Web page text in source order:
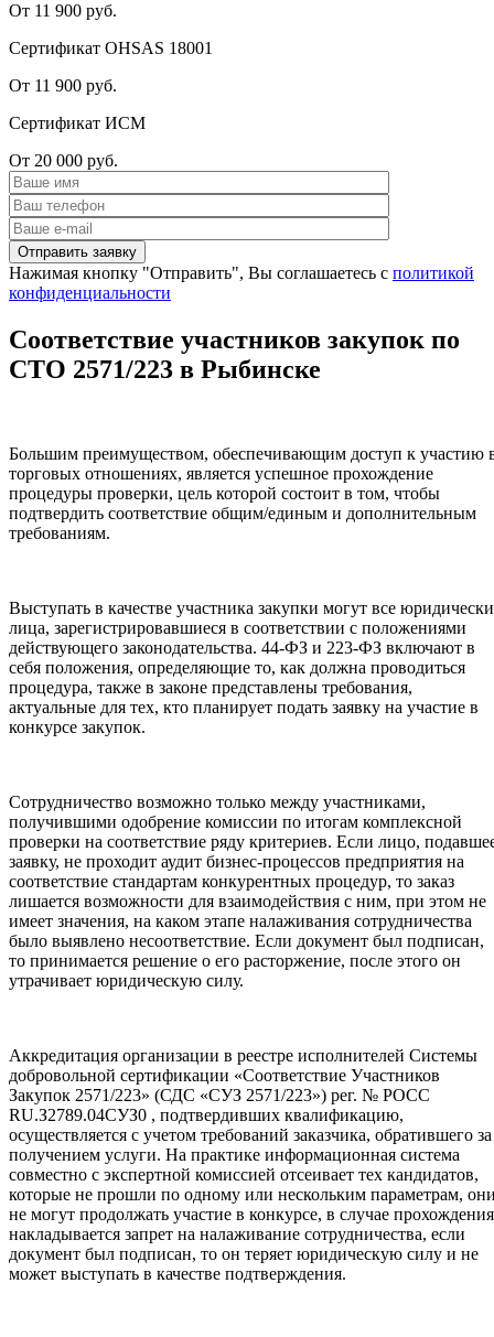
От 11 900 руб.
Сертификат OHSAS 18001
От 11 900 руб.
Сертификат ИСМ
От 20 000 руб.
Нажимая кнопку "Отправить", Вы соглашаетесь с политикой
конфиденциальности
Соответствие участников закупок по
СТО 2571/223 в Рыбинске
Большим преимуществом, обеспечивающим доступ к участию
торговых отношениях, является успешное прохождение
процедуры проверки, цель которой состоит в том, чтобы
подтвердить соответствие общим/единым и дополнительным
требованиям.
Выступать в качестве участника закупки могут все
лица, зарегистрировавшиеся в соответствии с положениями
действующего законодательства. 44-ФЗ и 223-ФЗ включают в
себя положения, определяющие то, как должна проводиться
процедура, также в законе представлены требования,
актуальные для тех, кто планирует подать заявку на участие в
конкурсе закупок.
Сотрудничество возможно только между участниками,
получившими одобрение комиссии по итогам комплексной
проверки на соответствие ряду критериев. Если лицо,
заявку, не проходит аудит бизнес-процессов предприятия на
соответствие стандартам конкурентных процедур, то заказ
лишается возможности для взаимодействия с ним, при этом не
имеет значения, на каком этапе налаживания сотрудничества
было выявлено несоответствие. Если документ был подписан,
то принимается решение о его расторжение, после этого он
утрачивает юридическую силу.
Аккредитация организации в реестре исполнителей Системы
добровольной сертификации «Соответствие Участников
Закупок 2571/223» (СДС «СУЗ 2571/223») рег. № РОСС
RU.З2789.04СУЗ0 , подтвердивших квалификацию,
осуществляется с учетом требований заказчика, обратившего за
получением услуги. На практике информационная система
совместно с экспертной комиссией отсеивает тех кандидатов,
которые не прошли по одному или нескольким параметрам,
не могут продолжать участие в конкурсе, в случае прохождения
накладывается запрет на налаживание сотрудничества, если
документ был подписан, то он теряет юридическую силу и не
может выступать в качестве подтверждения.